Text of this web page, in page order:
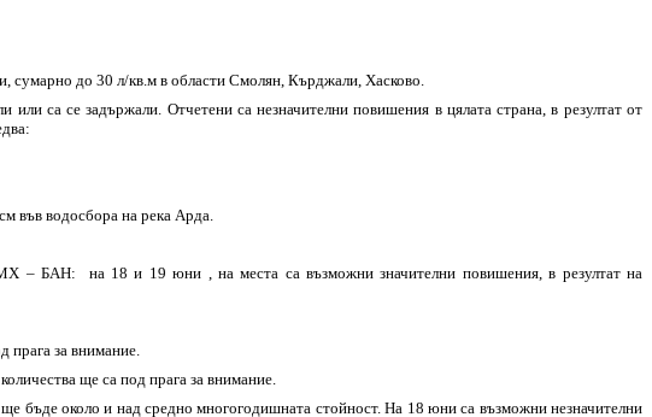
до 30 л/кв.м в области Смолян, Кърджали, Хасково.
са се задържали. Отчетени са незначителни повишения в цялата страна, в резултат от
във водосбора на река Арда.
– БАН: на 18 и 19 юни , на места са възможни значителни повишения, в резултат на
за внимание.
ще са под прага за внимание.
бъдe около и над средно многогодишната стойност. На 18 юни са възможни незначителни